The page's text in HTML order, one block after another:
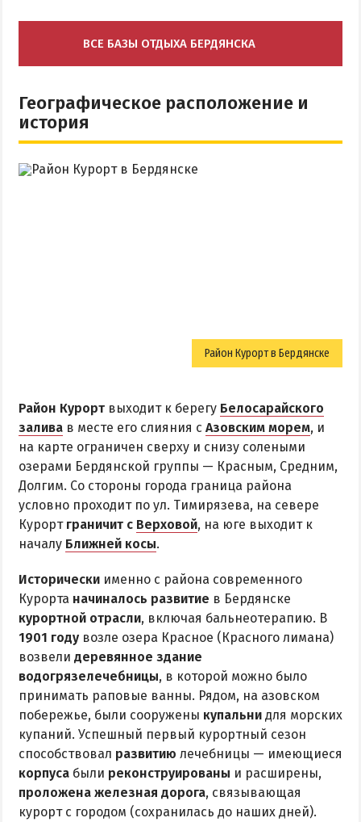
Памятники и скульптуры
Бердянские маяки
ЭКСКУРСИИ И МАРШРУТЫ
РЕКОМЕНДАЦИИ ПО ВЫБОРУ ЖИЛЬЯ
Отдых в мае и на майские
Отдых в сентябре
Отдых зимой и в межсезонье
Недорогой отдых
Отдых с бассейном
Отдых на первой линии
Отдых на набережной
Квартиры посуточно
ВСЕ БАЗЫ ОТДЫХА БЕРДЯНСКА
Географическое расположение и
история
Район Курорт в Бердянске
Район Курорт выходит к берегу Белосарайского
залива в месте его слияния с Азовским морем, и
на карте ограничен сверху и снизу солеными
озерами Бердянской группы — Красным, Средним,
Долгим. Со стороны города граница района
условно проходит по ул. Тимирязева, на севере
Курорт граничит с Верховой, на юге выходит к
началу Ближней косы.
Исторически именно с района современного
Курорта начиналось развитие в Бердянске
курортной отрасли, включая бальнеотерапию. В
1901 году возле озера Красное (Красного лимана)
возвели деревянное здание
водогрязелечебницы, в которой можно было
принимать раповые ванны. Рядом, на азовском
побережье, были сооружены купальни для морских
купаний. Успешный первый курортный сезон
способствовал развитию лечебницы — имеющиеся
корпуса были реконструированы и расширены,
проложена железная дорога, связывающая
курорт с городом (сохранилась до наших дней).